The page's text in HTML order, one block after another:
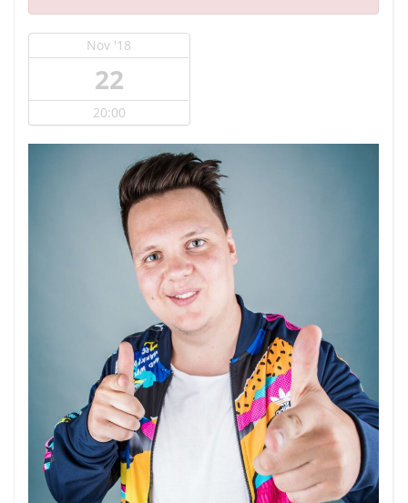
Nov '18
22
20:00